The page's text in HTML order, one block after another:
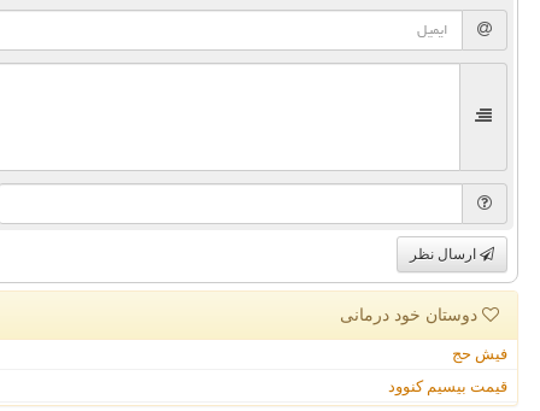
ارسال نظر
دوستان خود درمانی
فیش حج
قیمت بیسیم کنوود